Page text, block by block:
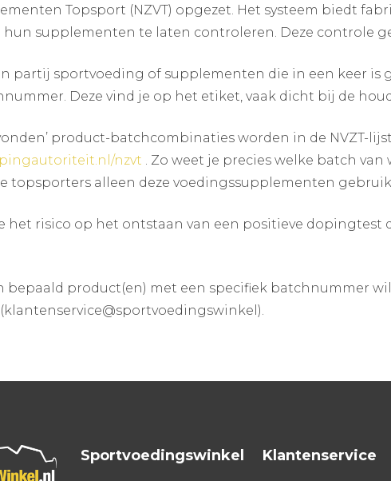
Topsport (NZVT) opgezet. Het systeem biedt
supplementen te laten controleren. Deze controle
partij sportvoeding of supplementen die in een keer is
Deze vind je op het etiket, vaak dicht bij de
product-batchcombinaties worden in de NVZT-
nzvt . Zo weet je precies welke batch
topsporters alleen deze voedingssupplementen
het risico op het ontstaan van een positieve
bepaald product(en) met een specifiek batchnummer
Sportvoedingswinkel Klantenservice